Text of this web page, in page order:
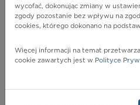
wycofać, dokonując zmiany w
zgody pozostanie bez wpływu na
cookies, którego dokonano na
Więcej informacji na temat
cookie zawartych jest w Polityce